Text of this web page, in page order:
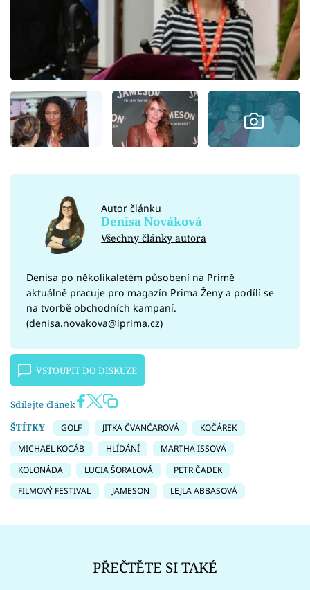
Autor článku
Denisa Nováková
Všechny články autora
Denisa po několikaletém působení na Primě
aktuálně pracuje pro magazín Prima Ženy a podílí se
na tvorbě obchodních kampaní.
(denisa.novakova@iprima.cz)
VSTOUPIT DO DISKUZE
Sdílejte článek
ŠTÍTKY
GOLF JITKA ČVANČAROVÁ
KOČÁREK
MICHAEL KOCÁB
HLÍDÁNÍ
MARTHA ISSOVÁ
KOLONÁDA
LUCIA ŠORALOVÁ
PETR ČADEK
FILMOVÝ FESTIVAL
JAMESON LEJLA ABBASOVÁ
PŘEČTĚTE SI TAKÉ